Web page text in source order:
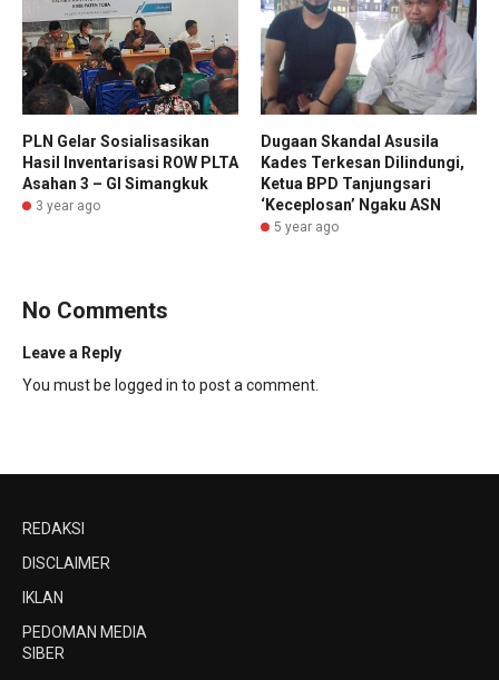
PLN Gelar Sosialisasikan
Hasil Inventarisasi ROW PLTA
Asahan 3 – GI Simangkuk
3 year ago
Dugaan Skandal Asusila
Kades Terkesan Dilindungi,
Ketua BPD Tanjungsari
‘Keceplosan’ Ngaku ASN
5 year ago
No Comments
Leave a Reply
You must be logged in to post a comment.
REDAKSI
DISCLAIMER
IKLAN
PEDOMAN MEDIA
SIBER